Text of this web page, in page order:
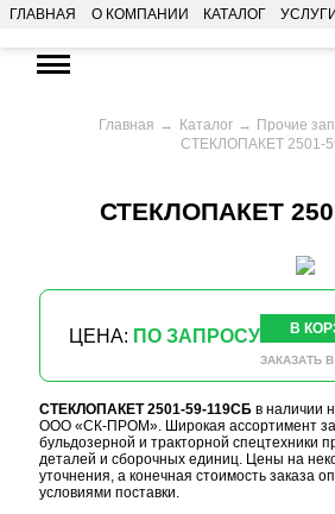
ГЛАВНАЯ О КОМПАНИИ КАТАЛОГ УСЛУГИ
Главная Каталог Прочие
СТЕКЛОПАКЕТ 2501-
СТЕКЛОПАКЕТ
ЦЕНА: ПО ЗАПРОСУ В
ЗАКАЗАТЬ
СТЕКЛОПАКЕТ 2501-59-119СБв наличии
ООО «СК-ПРОМ». Широкая ассортимент
бульдозерной и тракторной спецтехники
деталей и сборочных единиц. Цены на
уточнения, а конечная стоимость заказа
условиями поставки.